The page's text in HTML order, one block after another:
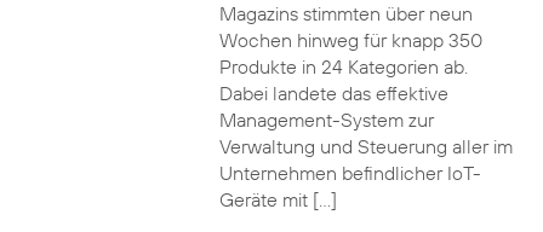
Magazins stimmten über neun
Wochen hinweg für knapp 350
Produkte in 24 Kategorien ab.
Dabei landete das effektive
Management-System zur
Verwaltung und Steuerung aller im
Unternehmen befindlicher IoT-
Geräte mit […]